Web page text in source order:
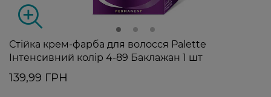
Стійка крем-фарба для волосся Palette
Інтенсивний колір 4-89 Баклажан 1 шт
139,99 ГРН